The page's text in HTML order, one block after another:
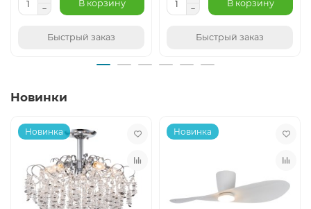
Москве: +7 (926) 062-61-33.. Наши профессиональные
В корзину
Быстрый заказ
В корзину
Быстрый заказ
Новинки
Новинка Новинка